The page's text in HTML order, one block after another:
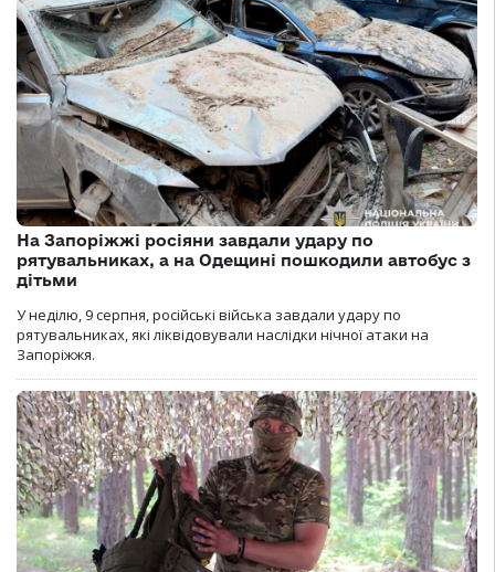
На Запоріжжі росіяни завдали удару по
рятувальниках, а на Одещині пошкодили автобус з
дітьми
У неділю, 9 серпня, російські війська завдали удару по
рятувальниках, які ліквідовували наслідки нічної атаки на
Запоріжжя.